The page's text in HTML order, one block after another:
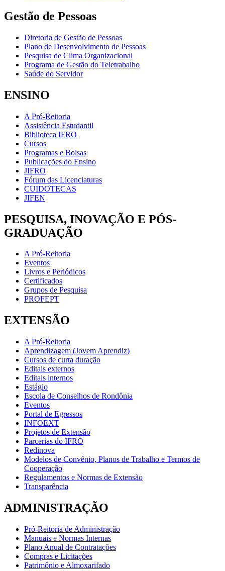
Gestão de Pessoas
Diretoria de Gestão de Pessoas
Plano de Desenvolvimento de Pessoas
Pesquisa de Clima Organizacional
Programa de Gestão do Teletrabalho
Saúde do Servidor
ENSINO
A Pró-Reitoria
Assistência Estudantil
Biblioteca IFRO
Cursos
Programas e Bolsas
Publicações do Ensino
JIFRO
Fórum das Licenciaturas
CUIDOTECAS
JIFEN
PESQUISA, INOVAÇÃO E PÓS-
GRADUAÇÃO
A Pró-Reitoria
Eventos
Livros e Periódicos
Certificados
Grupos de Pesquisa
PROFEPT
EXTENSÃO
A Pró-Reitoria
Aprendizagem (Jovem Aprendiz)
Cursos de curta duração
Editais externos
Editais internos
Estágio
Escola de Conselhos de Rondônia
Eventos
Portal de Egressos
INFOEXT
Projetos de Extensão
Parcerias do IFRO
Redinova
Modelos de Convênio, Planos de Trabalho e Termos de
Cooperação
Regulamentos e Normas de Extensão
Transparência
ADMINISTRAÇÃO
Pró-Reitoria de Administração
Manuais e Normas Internas
Plano Anual de Contratações
Compras e Licitações
Patrimônio e Almoxarifado